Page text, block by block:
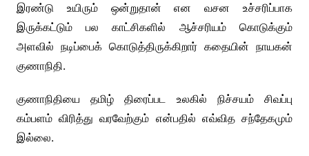
இரண்டு உயிரும் ஒன்றுதான் என வசன உச்சரிப்பாக
இருக்கட்டும் பல காட்சிகளில் ஆச்சரியம் கொடுக்கும்
அளவில் நடிப்பைக் கொடுத்திருக்கிறார் கதையின் நாயகன்
குணாநிதி.
குணாநிதியை தமிழ் திரைப்பட உலகில் நிச்சயம் சிவப்பு
கம்பளம் விரித்து வரவேற்கும் என்பதில் எவ்வித சந்தேகமும்
இல்லை.